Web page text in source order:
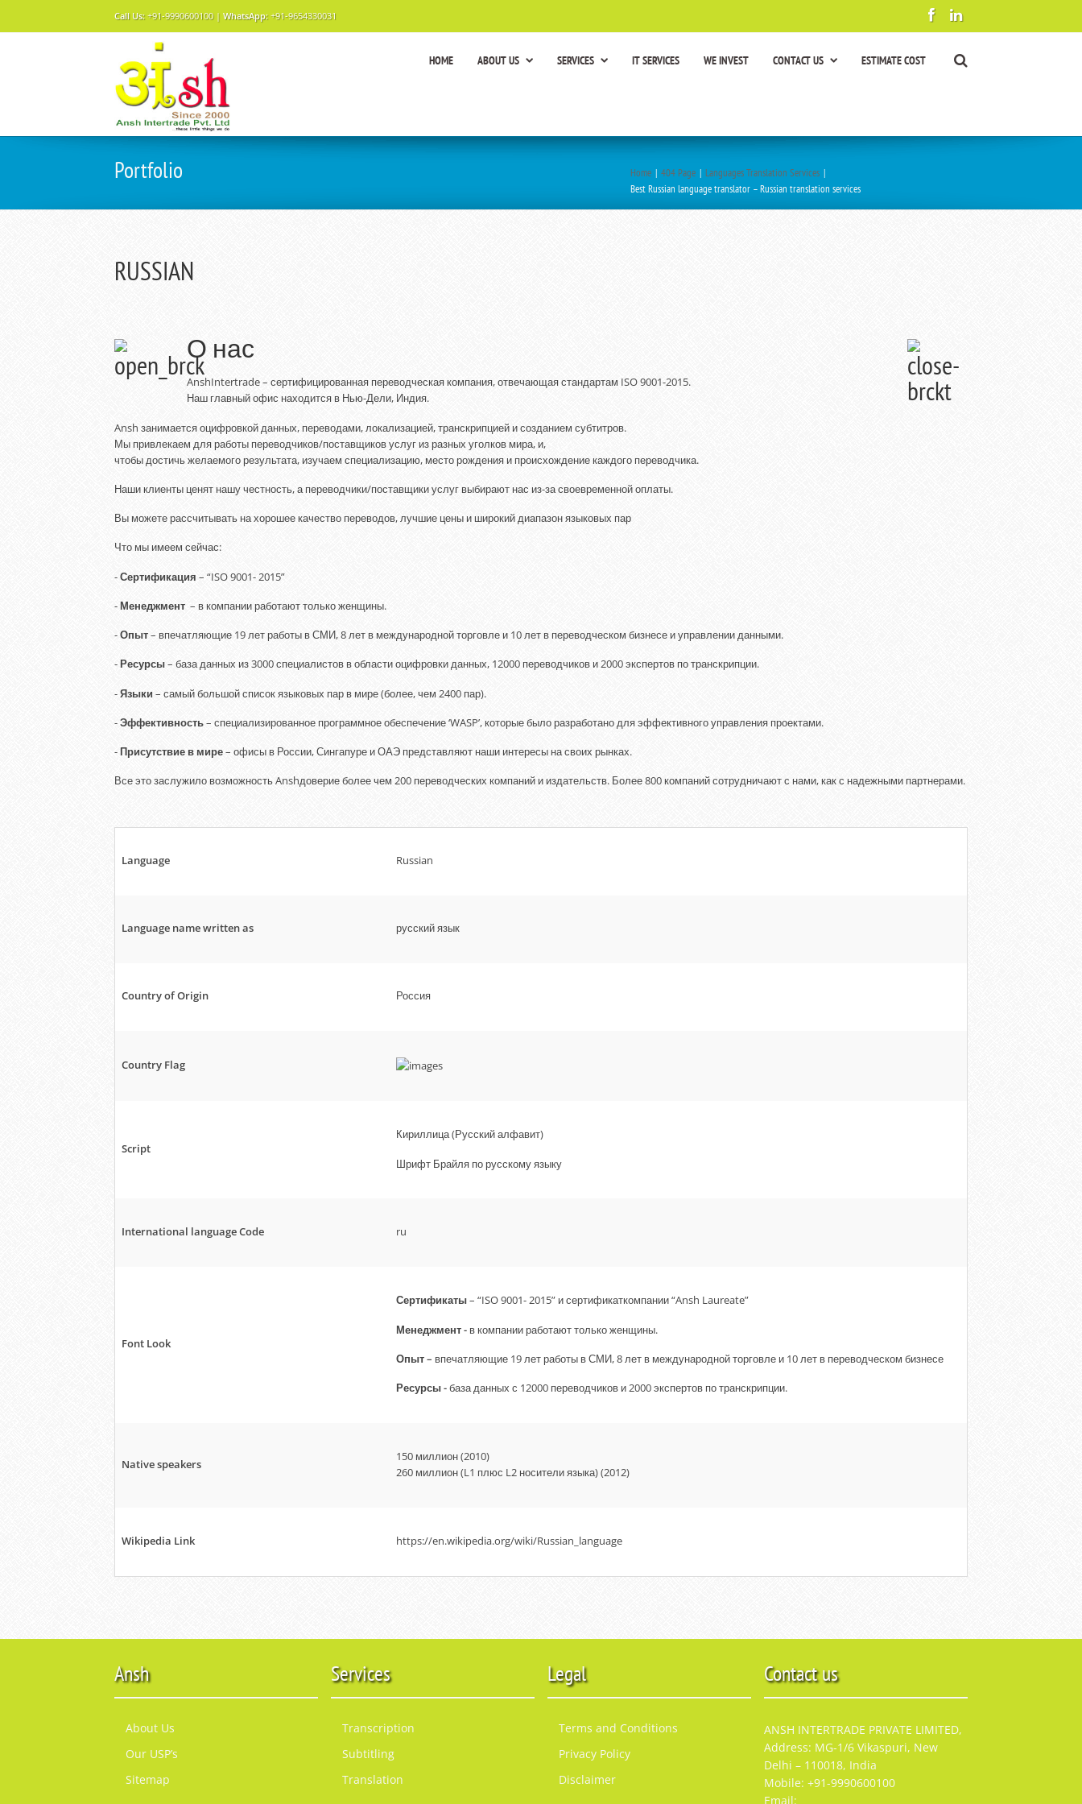
Call Us: +91-9990600100 | WhatsApp: +91-9654330031
HOME ABOUT US SERVICES IT SERVICES WE INVEST CONTACT US ESTIMATE COST
Portfolio Home | 404 Page | Languages Translation Services |
Best Russian language translator – Russian translation services
RUSSIAN
О нас
AnshIntertrade – сертифицированная переводческая компания, отвечающая стандартам ISO 9001-2015.
Наш главный офис находится в Нью-Дели, Индия.
Ansh занимается оцифровкой данных, переводами, локализацией, транскрипцией и созданием субтитров.
Мы привлекаем для работы переводчиков/поставщиков услуг из разных уголков мира, и,
чтобы достичь желаемого результата, изучаем специализацию, место рождения и происхождение каждого переводчика.
Наши клиенты ценят нашу честность, а переводчики/поставщики услуг выбирают нас из-за своевременной оплаты.
Вы можете рассчитывать на хорошее качество переводов, лучшие цены и широкий диапазон языковых пар
Что мы имеем сейчас:
-Сертификация – “ISO 9001- 2015”
-Менеджмент – в компании работают только женщины.
-Опыт– впечатляющие 19 лет работы в СМИ, 8 лет в международной торговле и 10 лет в переводческом бизнесе и управлении данными.
- Ресурсы– база данных из 3000 специалистов в области оцифровки данных, 12000 переводчиков и 2000 экспертов по транскрипции.
-Языки– самый большой список языковых пар в мире (более, чем 2400 пар).
-Эффективность– специализированное программное обеспечение ‘WASP’, которые было разработано для эффективного управления проектами.
-Присутствие в мире– офисы в России, Сингапуре и ОАЭ представляют наши интересы на своих рынках.
Все это заслужило возможность Anshдоверие более чем 200 переводческих компаний и издательств. Более 800 компаний сотрудничают с нами, как с надежными партнерами.
Language Russian
Language name written as русский язык
Country of Origin Россия
Country Flag
Script
Кириллица (Русский алфавит)
Шрифт Брайля по русскому языку
International language Code ru
Font Look
Сертификаты– “ISO 9001- 2015” и сертификаткомпании “Ansh Laureate”
Менеджмент - в компании работают только женщины.
Опыт – впечатляющие 19 лет работы в СМИ, 8 лет в международной торговле и 10 лет в переводческом бизнесе
Ресурсы -база данных с 12000 переводчиков и 2000 экспертов по транскрипции.
Native speakers
150 миллион (2010)
260 миллион (L1 плюс L2 носители языка) (2012)
Wikipedia Link https://en.wikipedia.org/wiki/Russian_language
Ansh
About Us
Our USP’s
Sitemap
Services
Transcription
Subtitling
Translation
Legal
Terms and Conditions
Privacy Policy
Disclaimer
Contact us
ANSH INTERTRADE PRIVATE LIMITED,
Address: MG-1/6 Vikaspuri, New
Delhi – 110018, India
Mobile: +91-9990600100
Email: